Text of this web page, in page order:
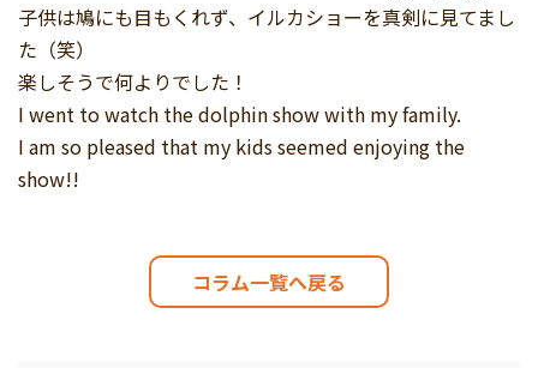
子供は鳩にも目もくれず、イルカショーを真剣に見てまし
た（笑）
楽しそうで何よりでした！
I went to watch the dolphin show with my family.
I am so pleased that my kids seemed enjoying the
show!!
コラム一覧へ戻る